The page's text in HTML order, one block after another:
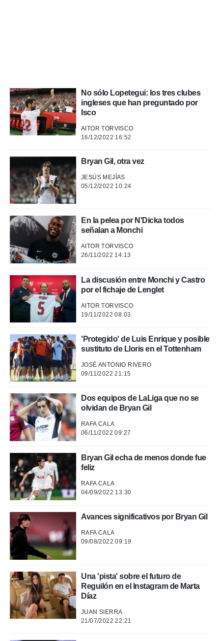
medir el
de la
el
del
de
de
de
uso de
con el
e
mediante
publicidad
publicidad
de
1199
No sólo Lopetegui: los tres clubes
ingleses que han preguntado por
Isco
AITOR TORVISCO
16/12/2022 16:52
Bryan Gil, otra vez
JESÚS MEJÍAS
05/12/2022 10:24
En la pelea por N'Dicka todos
señalan a Monchi
AITOR TORVISCO
26/11/2022 14:13
La discusión entre Monchi y Castro
por el fichaje de Lenglet
AITOR TORVISCO
19/11/2022 08:03
'Protegido' de Luis Enrique y posible
sustituto de Lloris en el Tottenham
JOSÉ ANTONIO RIVERO
09/11/2022 21:15
Dos equipos de LaLiga que no se
olvidan de Bryan Gil
RAFA CALA
06/11/2022 09:27
Bryan Gil echa de menos donde fue
feliz
RAFA CALA
04/09/2022 13:30
Avances significativos por Bryan Gil
RAFA CALA
09/08/2022 09:19
Una 'pista' sobre el futuro de
Reguilón en el Instagram de Marta
Díaz
JUAN SIERRA
21/07/2022 22:21